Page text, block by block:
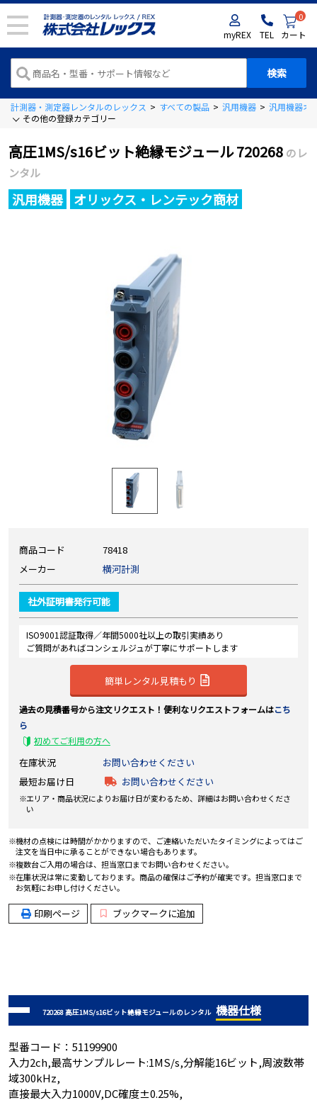
myREX TEL
0
カート
計測器・測定器レンタルのレックス > すべての製品 > 汎用機器 > 汎用機器オ
その他の登録カテゴリー
高圧1MS/s16ビット絶縁モジュール 720268 のレ
ンタル
汎用機器 オリックス・レンテック商材
商品コード
78418
メーカー
横河計測
社外証明書発行可能
ISO9001認証取得／年間5000社以上の取引実績あり
ご質問があればコンシェルジュが丁寧にサポートします
簡単レンタル見積もり
過去の見積番号から注文リクエスト！便利なリクエストフォームはこち
ら
初めてご利用の方へ
在庫状況
お問い合わせください
最短お届け日
お問い合わせください
エリア・商品状況によりお届け日が変わるため、詳細はお問い合わせくださ
い
機材の点検には時間がかかりますので、ご連絡いただいたタイミングによってはご
注文を当日中に承ることができない場合もあります。
複数台ご入用の場合は、担当窓口までお問い合わせください。
在庫状況は常に変動しております。商品の確保はご予約が確実です。担当窓口まで
お気軽にお申し付けください。
印刷ページ ブックマークに追加
720268 高圧1MS/s16ビット絶縁モジュールのレンタル 機器仕様
型番コード：51199900
入力2ch,最高サンプルレート:1MS/s,分解能16ビット,周波数帯
域300kHz,
直接最大入力1000V,DC確度±0.25%,